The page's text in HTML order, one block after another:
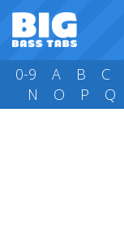
0-9 A B C
N
O P Q